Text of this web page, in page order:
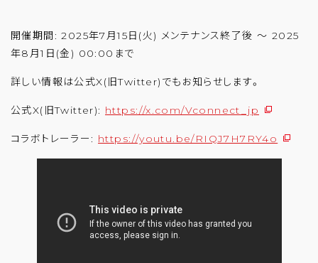
開催期間: 2025年7月15日(火) メンテナンス終了後 ～ 2025
年8月1日(金) 00:00まで
詳しい情報は公式X(旧Twitter)でもお知らせします。
公式X(旧Twitter): https://x.com/Vconnect_jp
コラボトレーラー: https://youtu.be/RIQJ7H7RY4o